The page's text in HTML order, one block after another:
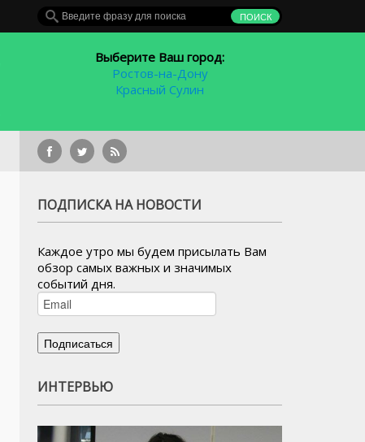
Выберите Ваш город:
Ростов-на-Дону
Красный Сулин
ПОДПИСКА НА НОВОСТИ
Каждое утро мы будем присылать Вам
обзор самых важных и значимых
событий дня.
ИНТЕРВЬЮ